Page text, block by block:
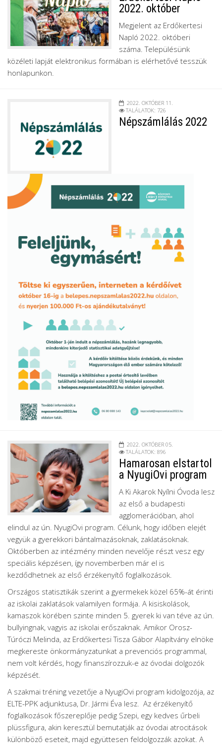
2022. október
Megjelent az Erdőkertesi
Napló 2022. októberi
száma. Településünk
közéleti lapját elektronikus formában is elérhetővé tesszük
honlapunkon.
2022. OKTÓBER 11.
TALÁLATOK: 726
Népszámlálás 2022
2022. OKTÓBER 05.
TALÁLATOK: 896
Hamarosan elstartol
a NyugiOvi program
A Ki Akarok Nyílni Óvoda lesz
az első a budapesti
agglomerációban, ahol
elindul az ún. NyugiOvi program. Célunk, hogy időben elejét
vegyük a gyerekkori bántalmazásoknak, zaklatásoknak.
Októberben az intézmény minden nevelője részt vesz egy
speciális képzésen, így novemberben már el is
kezdődhetnek az első érzékenyítő foglalkozások.
Országos statisztikák szerint a gyermekek közel 65%-át érinti
az iskolai zaklatások valamilyen formája. A kisiskolások,
kamaszok körében szinte minden 5. gyerek ki van téve az ún.
bullyingnak, vagyis az iskolai erőszaknak. Amikor Orosz-
Túróczi Melinda, az Erdőkertesi Tisza Gábor Alapítvány elnöke
megkereste önkormányzatunkat a prevenciós programmal,
nem volt kérdés, hogy finanszírozzuk-e az óvodai dolgozók
képzését.
A szakmai tréning vezetője a NyugiOvi program kidolgozója, az
ELTE-PPK adjunktusa, Dr. Jármi Éva lesz. Az érzékenyítő
foglalkozások főszereplője pedig Szepi, egy kedves űrbeli
plüssfigura, akin keresztül bemutatják az óvodai atrocitások
különböző eseteit, majd együttesen feldolgozzák azokat. A